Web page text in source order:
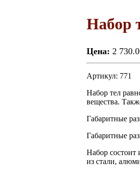
Набор
Цена: 2
Артикул: 771
Набор тел
вещества.
Габаритные
Габаритные
Набор состоит
из стали,